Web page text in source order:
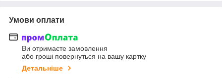
Умови оплати
Ви отримаєте замовлення
або гроші повернуться на вашу картку
Детальніше